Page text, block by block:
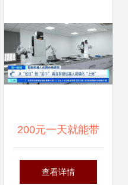
松访谈
200元一天就能带
个机器人回家，具
查看详情